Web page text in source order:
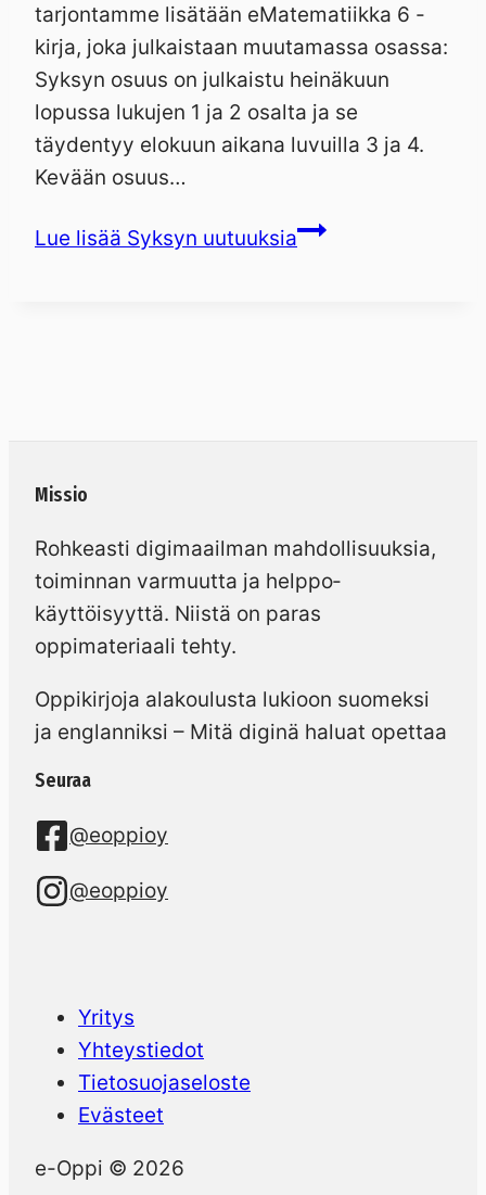
tarjontamme lisätään eMatematiikka 6 -
kirja, joka julkaistaan muutamassa osassa:
Syksyn osuus on julkaistu heinäkuun
lopussa lukujen 1 ja 2 osalta ja se
täydentyy elokuun aikana luvuilla 3 ja 4.
Kevään osuus…
Lue lisää Syksyn uutuuksia
Missio
Rohkeasti digimaailman mahdollisuuksia,
toiminnan varmuutta ja helppo­
käyttöisyyttä. Niistä on paras
oppimateriaali tehty.
Oppikirjoja alakoulusta lukioon suomeksi
ja englanniksi – Mitä diginä haluat opettaa
Seuraa
@eoppioy
@eoppioy
Yritys
Yhteystiedot
Tietosuojaseloste
Evästeet
e-Oppi © 2026